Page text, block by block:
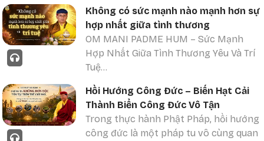
cách dâng cả thân tâm, đời sống và
mọi điều tốt đẹp nhất lên Phật, Pháp,
Tăng và bậc Thầy. Vì vậy, Cúng Dường
Mandala là một pháp tu quan trọng để
tích lũy công đức, thanh tịnh tâm thức
tập.
Trong video này, quý vị sẽ cùng lắng
nghe ý nghĩa của sợi dây gia trì bảo hộ
trong truyền thống Phật giáo Kim
Cương thừa. Sợi dây được thắt nút Kim
Cương không chỉ mang ý nghĩa che
chở trước các chướng ngại, mà còn
nhắc nhở mỗi người không quên con
đường thực hành Phật pháp trong đời
Không có sức mạnh nào mạnh hơn sự
hợp nhất giữa tình thương
OM MANI PADME HUM – Sức Mạnh
Hợp Nhất Giữa Tình Thương Yêu Và Trí
Tuệ
linh thiêng của Đức Quan Thế Âm, giúp
nuôi dưỡng lòng từ bi, trí tuệ và sức
mạnh nội tâm.
Hồi Hướng Công Đức – Biến Hạt Cải
Thành Biển Công Đức Vô Tận
Trong thực hành Phật Pháp, hồi hướng
công đức là một pháp tu vô cùng quan